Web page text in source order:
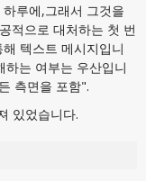
루에,그래서 그것을
적으로 대처하는 첫 번
텍스트 메시지입니
하는 여부는 우산입니
측면을 포함".
있었습니다.